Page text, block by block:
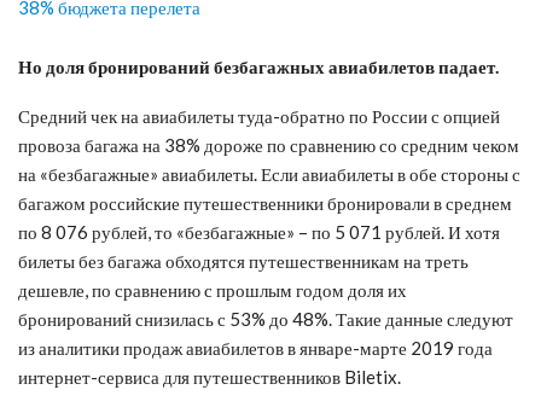
Но доля бронирований безбагажных авиабилетов падает.
Средний чек на авиабилеты туда-обратно по России с опцией
провоза багажа на 38% дороже по сравнению со средним чеком
на «безбагажные» авиабилеты. Если авиабилеты в обе стороны с
багажом российские путешественники бронировали в среднем
по 8 076 рублей, то «безбагажные» – по 5 071 рублей. И хотя
билеты без багажа обходятся путешественникам на треть
дешевле, по сравнению с прошлым годом доля их
бронирований снизилась с 53% до 48%. Такие данные следуют
из аналитики продаж авиабилетов в январе-марте 2019 года
интернет-сервиса для путешественников Biletix.